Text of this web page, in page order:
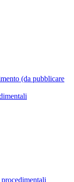
(da pubblicare